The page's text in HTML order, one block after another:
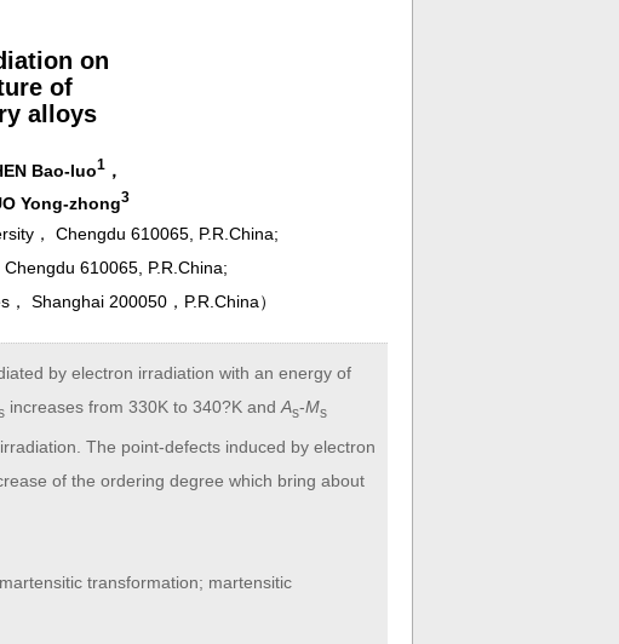
on
of
alloys
Bao-luo1 ，
Yong-zhong3
， Chengdu 610065, P.R.China;
610065, P.R.China;
Shanghai 200050，P.R.China）
by electron irradiation with an energy of
increases from 330K to 340?K and As-Ms
The point-defects induced by electron
of the ordering degree which bring about
transformation; martensitic